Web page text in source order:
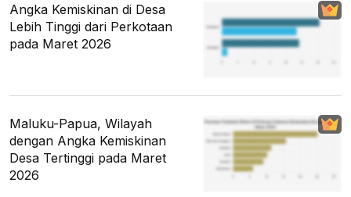
Angka Kemiskinan di Desa
Lebih Tinggi dari Perkotaan
pada Maret 2026
Maluku-Papua, Wilayah
dengan Angka Kemiskinan
Desa Tertinggi pada Maret
2026